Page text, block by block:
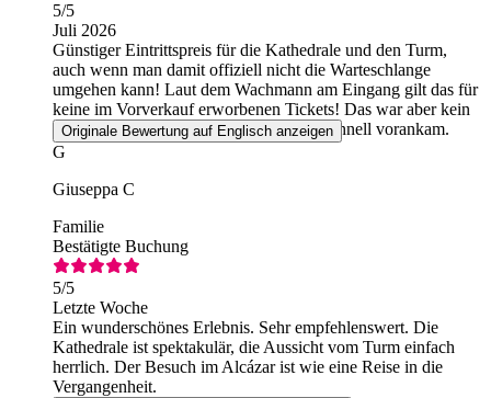
5/5
Juli 2026
Günstiger Eintrittspreis für die Kathedrale und den Turm,
auch wenn man damit offiziell nicht die Warteschlange
umgehen kann! Laut dem Wachmann am Eingang gilt das für
keine im Vorverkauf erworbenen Tickets! Das war aber kein
Problem, da die Warteschlange für uns schnell vorankam.
Originale Bewertung auf Englisch anzeigen
G
Giuseppa C
Familie
Bestätigte Buchung
5/5
Letzte Woche
Ein wunderschönes Erlebnis. Sehr empfehlenswert. Die
Kathedrale ist spektakulär, die Aussicht vom Turm einfach
herrlich. Der Besuch im Alcázar ist wie eine Reise in die
Vergangenheit.